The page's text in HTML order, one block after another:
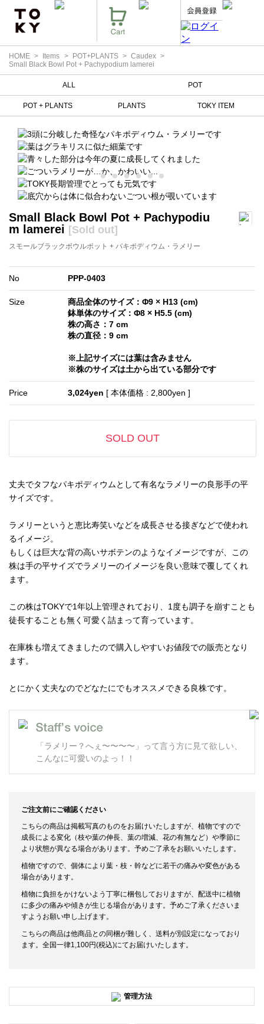
HOME Items POT+PLANTS
Caudex
Small Black Bowl Pot + Pachypodium lamerei
ALL POT
POT + PLANTS PLANTS TOKY ITEM
Small Black Bowl Pot + Pachypodiu
m lamerei [Sold out]
スモールブラックボウルポット + パキポディウム・ラメリー
No PPP-0403
Size
商品全体のサイズ：Φ9 × H13 (cm)
鉢単体のサイズ：Φ8 × H5.5 (cm)
株の高さ：7 cm
株の直径：9 cm
※上記サイズには葉は含みません
※株のサイズは土から出ている部分です
Price 3,024yen [ 本体価格 : 2,800yen ]
SOLD OUT
丈夫でタフなパキポディウムとして有名なラメリーの良形手の平
サイズです。
ラメリーというと恵比寿笑いなどを成長させる接ぎなどで使われ
るイメージ。
もしくは巨大な背の高いサボテンのようなイメージですが、この
株は手の平サイズでラメリーのイメージを良い意味で覆してくれ
ます。
この株はTOKYで1年以上管理されており、1度も調子を崩すことも
徒長することも無く可愛く詰まって育っています。
在庫株も増えてきましたので購入しやすいお値段での販売となり
ます。
とにかく丈夫なのでどなたにでもオススメできる良株です。
「ラメリー？へぇ〜〜〜〜」って言う方に見て欲しい、
こんなに可愛いのよっ！！
ご注文前にご確認ください
こちらの商品は掲載写真のものをお届けいたしますが、植物ですので
成長による変化（枝や葉の伸長、葉の増減、花の有無など）や季節に
より状態が異なる場合があります。予めご了承をお願いいたします。
植物ですので、個体により葉・枝・幹などに若干の痛みや変色がある
場合があります。
植物に負担をかけないよう丁寧に梱包しておりますが、配送中に植物
に多少の痛みや傾きが生じる場合があります。予めご了承くださいま
すようお願い申し上げます。
こちらの商品は他商品との同梱が難しく、送料が別設定になっており
ます。全国一律1,100円(税込)にてお届けいたします。
管理方法